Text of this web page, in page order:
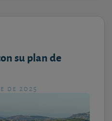
su plan de
de 2025